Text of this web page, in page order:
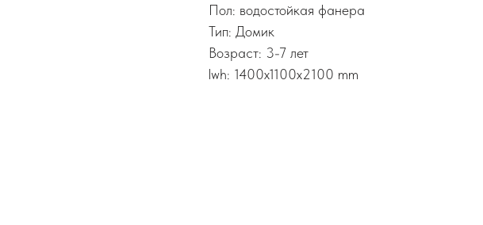
Пол: водостойкая фанера
Тип: Домик
Возраст: 3-7 лет
lwh: 1400x1100x2100 mm